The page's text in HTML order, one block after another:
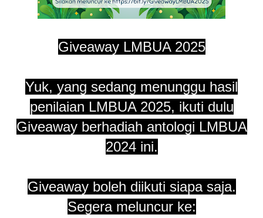
Giveaway LMBUA 2025
Yuk, yang sedang menunggu hasil
penilaian LMBUA 2025, ikuti dulu
Giveaway berhadiah antologi LMBUA
2024 ini.
Giveaway boleh diikuti siapa saja.
Segera meluncur ke: